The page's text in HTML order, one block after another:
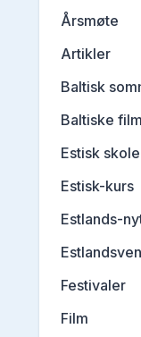
Årsmøte
Artikler
Baltisk
Baltiske
Estisk skole
Estisk-kurs
Estlands-
Festivaler
Film